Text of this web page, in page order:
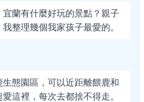
蘭有什麼好玩的景點？親子
整理幾個我家孩子最愛的。
態園區，可以近距離餵鹿和
這裡，每次去都捨不得走。